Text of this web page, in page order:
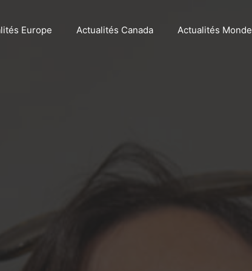
Europe Actualités Canada Actualités Monde